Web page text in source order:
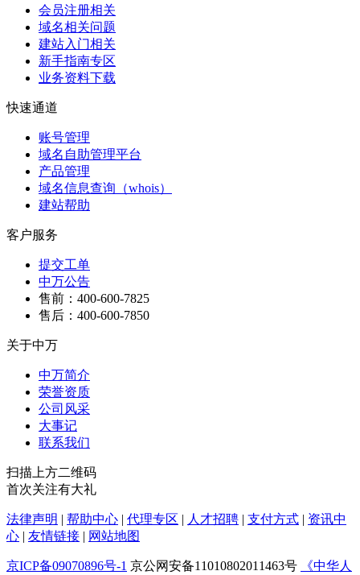
会员注册相关
域名相关问题
建站入门相关
新手指南专区
业务资料下载
快速通道
账号管理
域名自助管理平台
产品管理
域名信息查询（whois）
建站帮助
客户服务
提交工单
中万公告
售前：400-600-7825
售后：400-600-7850
关于中万
中万简介
荣誉资质
公司风采
大事记
联系我们
扫描上方二维码
首次关注有大礼
法律声明 | 帮助中心 | 代理专区 | 人才招聘 | 支付方式 | 资讯中
心 | 友情链接 | 网站地图
京ICP备09070896号-1 京公网安备11010802011463号
《中华人